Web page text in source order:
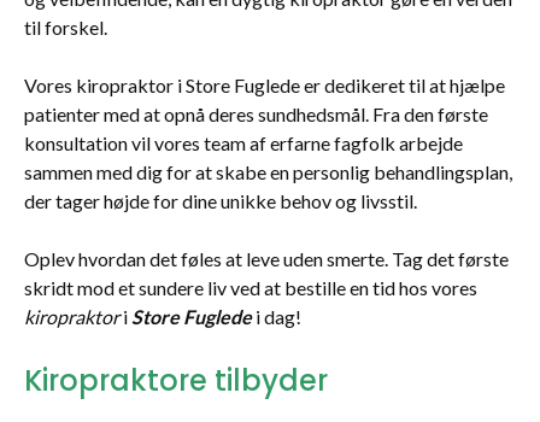
til forskel.
Vores kiropraktor i Store Fuglede er dedikeret til at hjælpe
patienter med at opnå deres sundhedsmål. Fra den første
konsultation vil vores team af erfarne fagfolk arbejde
sammen med dig for at skabe en personlig behandlingsplan,
der tager højde for dine unikke behov og livsstil.
Oplev hvordan det føles at leve uden smerte. Tag det første
skridt mod et sundere liv ved at bestille en tid hos vores
kiropraktoriStore Fugledei dag!
Kiropraktore tilbyder